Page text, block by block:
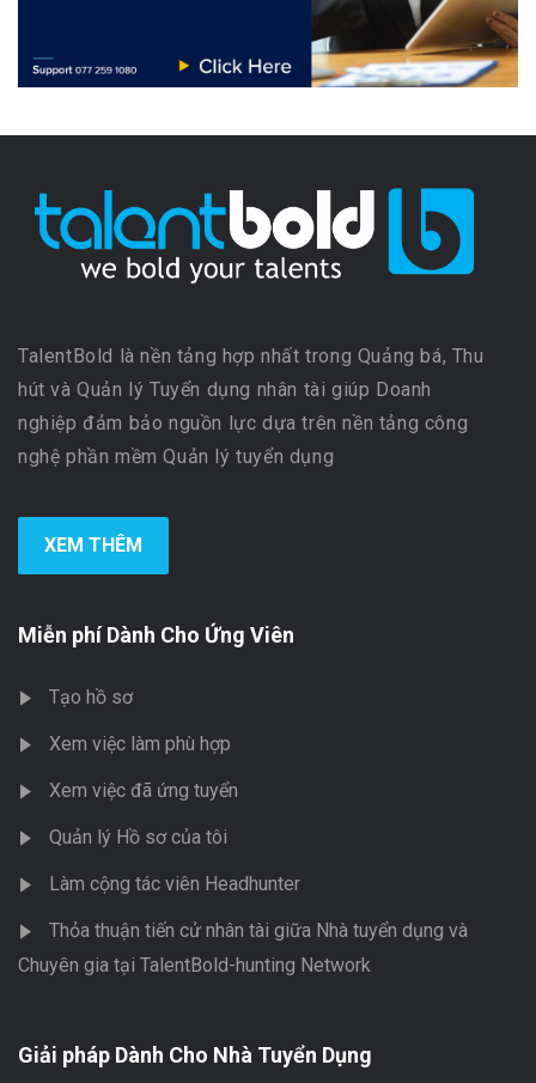
TalentBold là nền tảng hợp nhất trong Quảng bá, Thu
hút và Quản lý Tuyển dụng nhân tài giúp Doanh
nghiệp đảm bảo nguồn lực dựa trên nền tảng công
nghệ phần mềm Quản lý tuyển dụng
XEM THÊM
Miễn phí Dành Cho Ứng Viên
Tạo hồ sơ
Xem việc làm phù hợp
Xem việc đã ứng tuyển
Quản lý Hồ sơ của tôi
Làm cộng tác viên Headhunter
Thỏa thuận tiến cử nhân tài giữa Nhà tuyển dụng và
Chuyên gia tại TalentBold-hunting Network
Giải pháp Dành Cho Nhà Tuyển Dụng